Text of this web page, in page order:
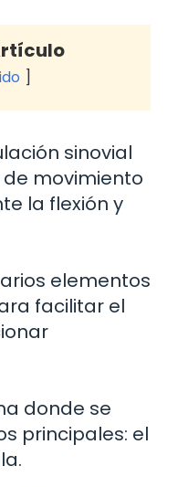
sinovial
movimiento
la flexión y
elementos
facilitar el
donde se
principales: el